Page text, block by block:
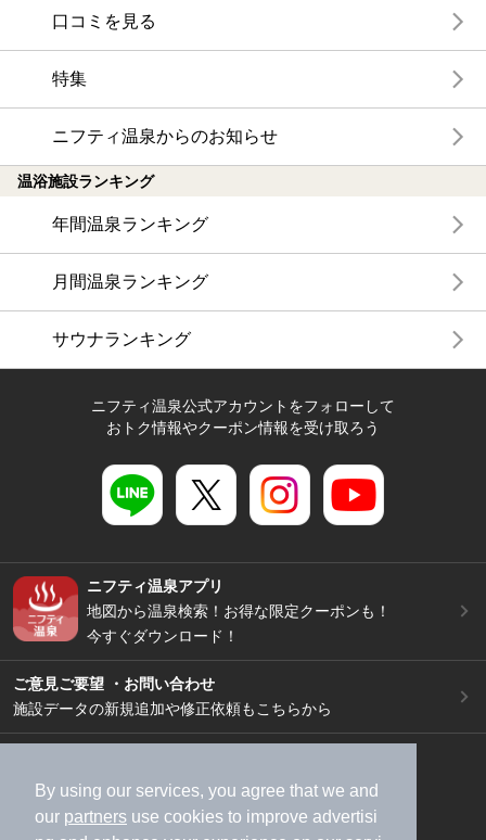
By using our services, you agree that we and
our partners use cookies to improve advertisi
口コミを見る
特集
ニフティ温泉からのお知らせ
温浴施設ランキング
年間温泉ランキング
月間温泉ランキング
サウナランキング
ニフティ温泉公式アカウントをフォローして
おトク情報やクーポン情報を受け取ろう
ニフティ温泉アプリ
地図から温泉検索！お得な限定クーポンも！
今すぐダウンロード！
ご意見ご要望 ・お問い合わせ
施設データの新規追加や修正依頼もこちらから
加盟店募集（資料請求）
広告出稿のご案内
利用規約
ライフスタイルMEMBERS+規約